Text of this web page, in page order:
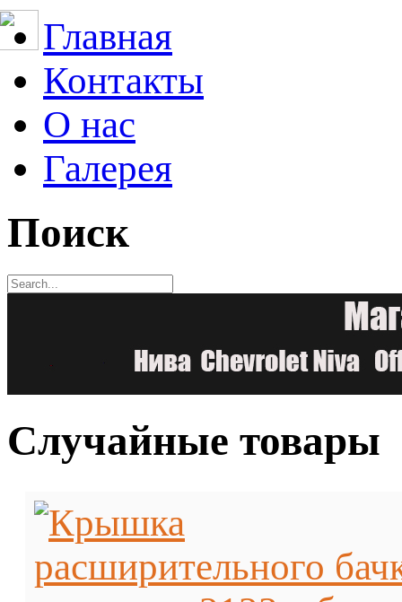
Главная
Контакты
О нас
Галерея
Поиск
Случайные товары